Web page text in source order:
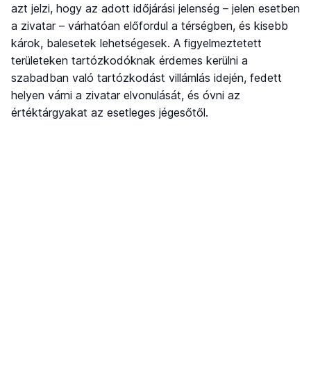
azt jelzi, hogy az adott időjárási jelenség – jelen esetben
a zivatar – várhatóan előfordul a térségben, és kisebb
károk, balesetek lehetségesek. A figyelmeztetett
területeken tartózkodóknak érdemes kerülni a
szabadban való tartózkodást villámlás idején, fedett
helyen várni a zivatar elvonulását, és óvni az
értéktárgyakat az esetleges jégesőtől.